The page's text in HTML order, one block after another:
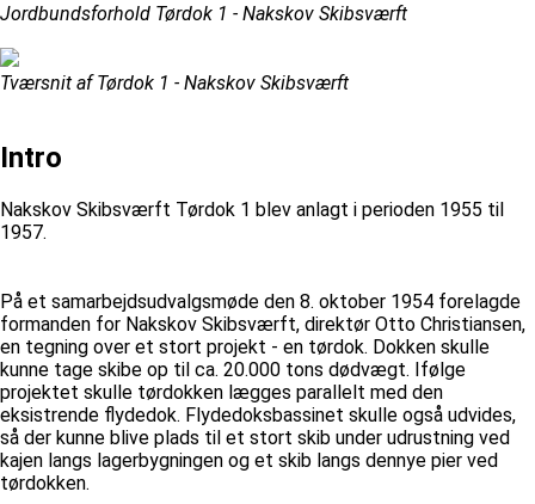
Jordbundsforhold Tørdok 1 - Nakskov Skibsværft
Tværsnit af Tørdok 1 - Nakskov Skibsværft
Intro
Nakskov Skibsværft Tørdok 1 blev anlagt i perioden 1955 til
1957.
På et samarbejdsudvalgsmøde den 8. oktober 1954 forelagde
formanden for Nakskov Skibsværft, direktør Otto Christiansen,
en tegning over et stort projekt - en tørdok. Dokken skulle
kunne tage skibe op til ca. 20.000 tons dødvægt. Ifølge
projektet skulle tørdokken lægges parallelt med den
eksistrende flydedok. Flydedoksbassinet skulle også udvides,
så der kunne blive plads til et stort skib under udrustning ved
kajen langs lagerbygningen og et skib langs dennye pier ved
tørdokken.